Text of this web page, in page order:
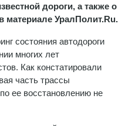
дороги, а также о
материале УралПолит.Ru.
состояния автодороги
многих лет
Как констатировали
часть трассы
ее восстановлению не